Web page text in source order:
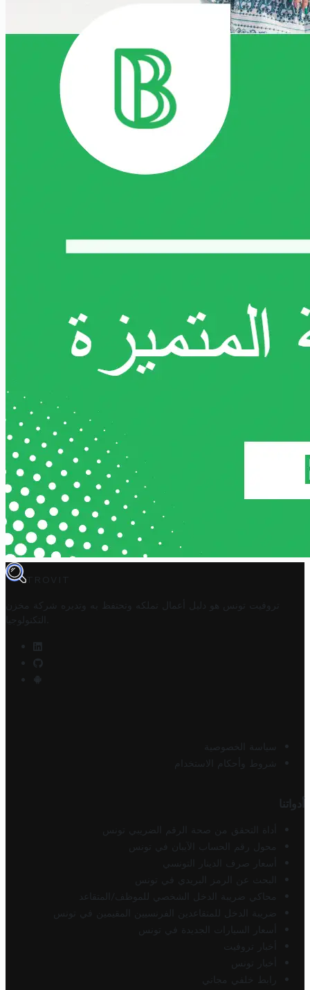
TROVIT
تروفيت تونس هو دليل أعمال تملكه وتحتفظ به وتديره
شركة مخزن
التكنولوجيا
سياسة الخصوصية
شروط وأحكام الاستخدام
أدواتنا
أداة التحقق من صحة الرقم الضريبي تونس
محول رقم الحساب الآيبان في تونس
أسعار صرف الدينار التونسي
البحث عن الرمز البريدي في تونس
محاكي ضريبة الدخل الشخصي للموظف/المتقاعد
ضريبة الدخل للمتقاعدين الفرنسيين المقيمين في تونس
أسعار السيارات الجديدة في تونس
أخبار تروفيت
أخبار تونس
رابط خلفي مجاني